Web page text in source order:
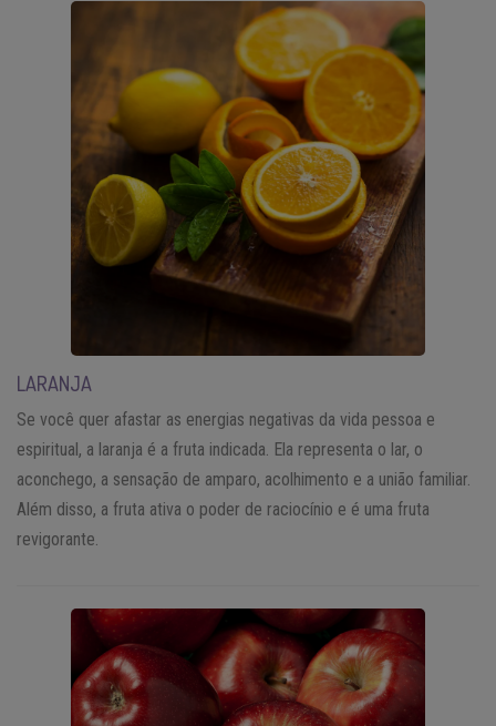
LARANJA
Se você quer afastar as energias negativas da vida pessoa e
espiritual, a laranja é a fruta indicada. Ela representa o lar, o
aconchego, a sensação de amparo, acolhimento e a união familiar.
Além disso, a fruta ativa o poder de raciocínio e é uma fruta
revigorante.